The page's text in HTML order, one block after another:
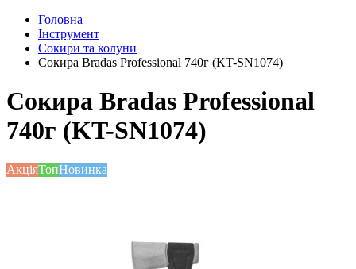
Головна
Інструмент
Сокири та колуни
Сокира Bradas Professional 740г (KT-SN1074)
Сокира Bradas Professional
740г (KT-SN1074)
АкціяТопНовинка